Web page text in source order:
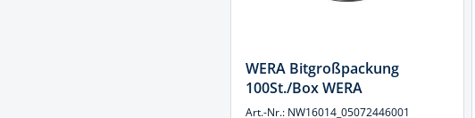
WERA Bitgroßpackung
100St./Box WERA
Art.-Nr.: NW16014_05072446001